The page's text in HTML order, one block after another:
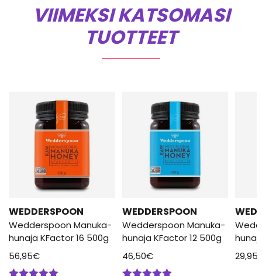
VIIMEKSI KATSOMASI
TUOTTEET
WEDDERSPOON
Wedderspoon Manuka-
hunaja KFactor 16 500g
56,95€
WEDDERSPOON
Wedderspoon Manuka-
hunaja KFactor 12 500g
46,50€
29,95